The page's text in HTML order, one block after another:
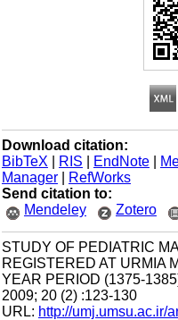
Download citation:
BibTeX
| RIS |EndNote |
Manager
|RefWorks
Send citation to:
Mendeley
Zotero
STUDY OF PEDIATRIC
REGISTERED AT
YEAR PERIOD (1375-
2009; 20 (2) :123-130
URL:http://